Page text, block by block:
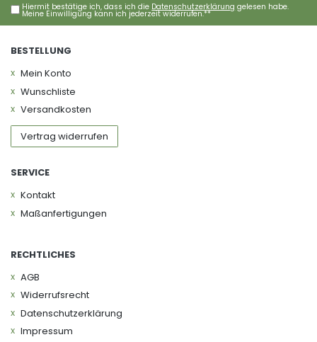
Hiermit bestätige ich, dass ich die Daten­schutz­erklärung gelesen habe.
Meine Einwilligung kann ich jederzeit widerrufen.**
BESTELLUNG
Mein Konto
Wunschliste
Versandkosten
Vertrag widerrufen
SERVICE
Kontakt
Maßanfertigungen
RECHTLICHES
AGB
Widerrufs­recht
Daten­schutz­erklärung
Impressum